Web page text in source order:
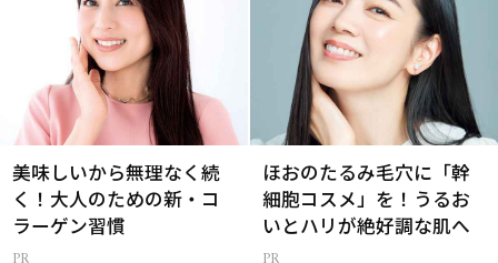
美味しいから無理なく続
く！大人のための新・コ
ラーゲン習慣
ほおのたるみ毛穴に「幹
細胞コスメ」を！うるお
いとハリが絶好調な肌へ